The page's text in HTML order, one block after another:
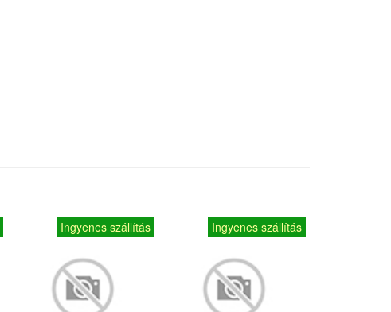
Ingyenes szállítás Ingyenes szállítás